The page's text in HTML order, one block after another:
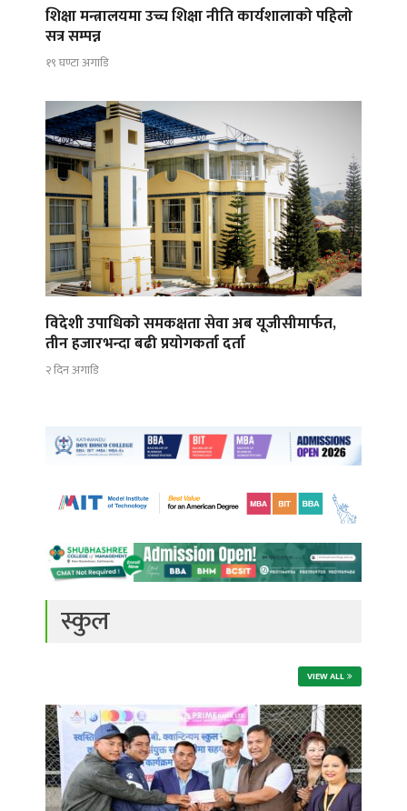
शिक्षा मन्त्रालयमा उच्च शिक्षा नीति कार्यशालाको पहिलो
सत्र सम्पन्न
१९ घण्टा अगाडि
विदेशी उपाधिको समकक्षता सेवा अब यूजीसीमार्फत,
तीन हजारभन्दा बढी प्रयोगकर्ता दर्ता
२ दिन अगाडि
स्कुल
VIEW ALL